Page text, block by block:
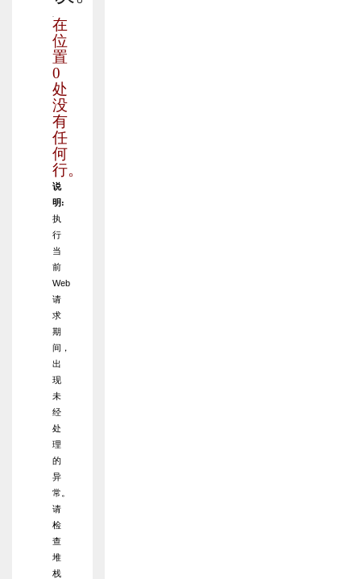
在
位
置
0
处
没
有
任
何
行。
说
明:
执
行
当
前
Web
请
求
期
间，
出
现
未
经
处
理
的
异
常。
请
检
查
堆
栈